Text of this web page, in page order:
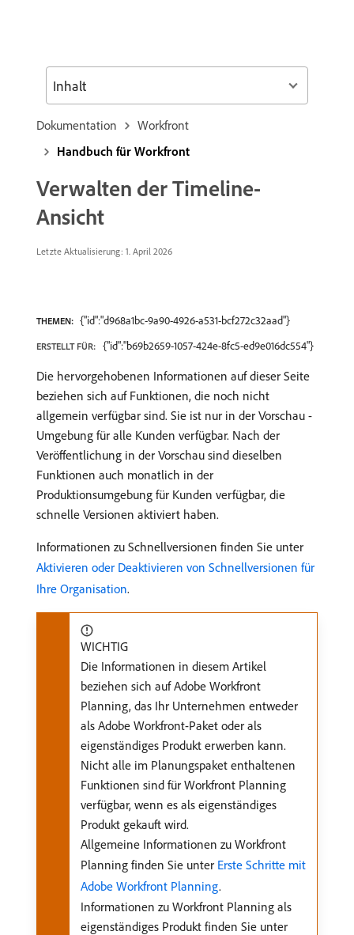
Dokumentation
Workfront
Handbuch für Workfront
Verwalten der Timeline-
Ansicht
Letzte Aktualisierung: 1. April 2026
THEMEN: {"id":"d968a1bc-9a90-4926-a531-bcf272c32aad"}
ERSTELLT FÜR: {"id":"b69b2659-1057-424e-8fc5-ed9e016dc554"}
Die hervorgehobenen Informationen auf dieser Seite
beziehen sich auf Funktionen, die noch nicht
allgemein verfügbar sind. Sie ist nur in der Vorschau -
Umgebung für alle Kunden verfügbar. Nach der
Veröffentlichung in der Vorschau sind dieselben
Funktionen auch monatlich in der
Produktionsumgebung für Kunden verfügbar, die
schnelle Versionen aktiviert haben.
Informationen zu Schnellversionen finden Sie unter
Aktivieren oder Deaktivieren von Schnellversionen für
Ihre Organisation.
WICHTIG
Die Informationen in diesem Artikel
beziehen sich auf Adobe Workfront
Planning, das Ihr Unternehmen entweder
als Adobe Workfront-Paket oder als
eigenständiges Produkt erwerben kann.
Nicht alle im Planungspaket enthaltenen
Funktionen sind für Workfront Planning
verfügbar, wenn es als eigenständiges
Produkt gekauft wird.
Allgemeine Informationen zu Workfront
Planning finden Sie unter Erste Schritte mit
Adobe Workfront Planning.
Informationen zu Workfront Planning als
eigenständiges Produkt finden Sie unter
Inhalt